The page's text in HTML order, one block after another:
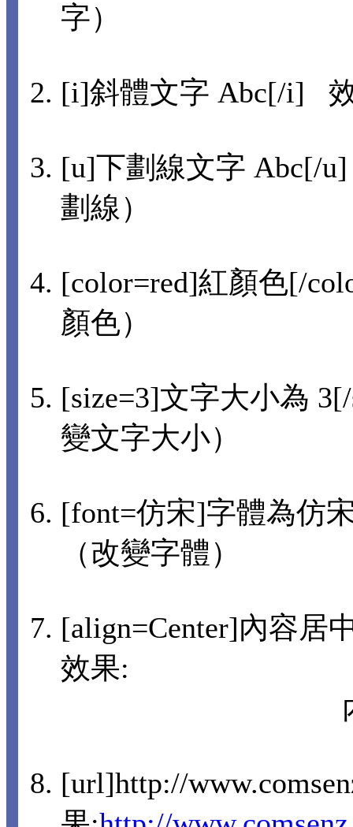
字）
[i]斜體文字 Abc[/i]
[u]下劃線文字 Abc[/
劃線）
[color=red]紅顏色[/
顏色）
[size=3]文字大小為
變文字大小）
[font=仿宋]字體為仿
（改變字體）
[align=Center]內容
效果:
[url]http://